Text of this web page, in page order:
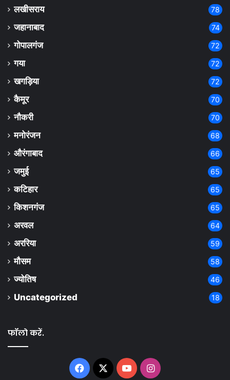
लखीसराय 78
जहानाबाद 74
गोपालगंज 72
गया 72
खगड़िया 72
कैमूर 70
नौकरी 70
मनोरंजन 68
औरंगाबाद 66
जमुई 65
कटिहार 65
किशनगंज 65
अरवल 64
अररिया 59
मौसम 58
ज्योतिष 46
Uncategorized 18
फॉलो करें.
Facebook
X YouTubeInstagram